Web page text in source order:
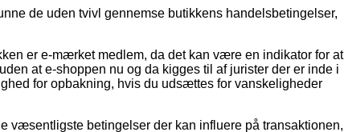
de uden tvivl gennemse butikkens handelsbetingelser,
er e-mærket medlem, da det kan være en indikator for at
at e-shoppen nu og da kigges til af jurister der er inde i
for opbakning, hvis du udsættes for vanskeligheder
væsentligste betingelser der kan influere på transaktionen,